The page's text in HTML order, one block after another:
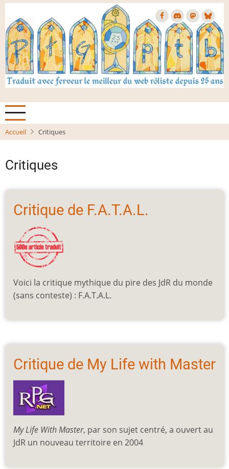
Aller
contenu
principal
Accueil Critiques
Critiques
Critique de F.A.T.A.L.
Voici la critique mythique du pire des JdR du monde
(sans conteste) : F.A.T.A.L.
Critique de My Life with Master
My Life With Master, par son sujet centré, a ouvert au
JdR un nouveau territoire en 2004